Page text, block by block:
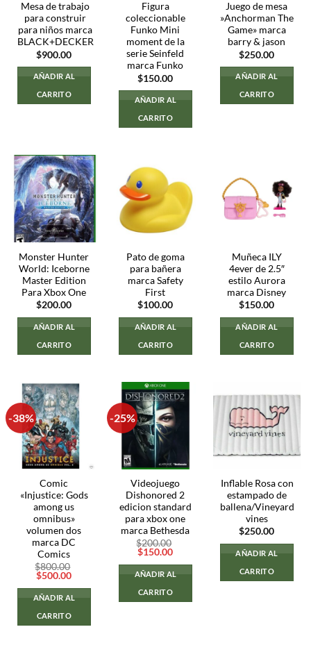
Mesa de trabajo
para construir
para niños marca
BLACK+DECKER
$900.00
AÑADIR AL
CARRITO
Figura
coleccionable
Funko Mini
moment de la
serie Seinfeld
marca Funko
$150.00
AÑADIR AL
CARRITO
Juego de mesa
»Anchorman The
Game» marca
barry & jason
$250.00
AÑADIR AL
CARRITO
Monster Hunter
World: Iceborne
Master Edition
Para Xbox One
$200.00
AÑADIR AL
CARRITO
Pato de goma
para bañera
marca Safety
First
$100.00
AÑADIR AL
CARRITO
Muñeca ILY
4ever de 2.5″
estilo Aurora
marca Disney
$150.00
AÑADIR AL
CARRITO
-38%
Comic
«Injustice: Gods
among us
omnibus»
volumen dos
marca DC
Comics
$800.00
El
original
era:
$800.00.
$500.00El
actual
es:
AÑADIR AL
CARRITO
-25%
Videojuego
Dishonored 2
edicion standard
para xbox one
marca Bethesda
$200.00
El
original
era:
$200.00.
$150.00El
actual
es:
AÑADIR AL
CARRITO
Inflable Rosa con
estampado de
ballena/Vineyard
vines
$250.00
AÑADIR AL
CARRITO